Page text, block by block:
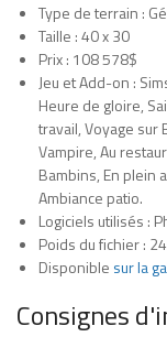
Type de terrain :
Taille : 40 x 30
Prix : 108 578$
Jeu et Add-on :
Heure de gloire,
travail, Voyage sur
Vampire, Au
Bambins, En plein
Ambiance patio.
Logiciels utilisés :
Poids du fichier :
Disponible sur la
Consignes